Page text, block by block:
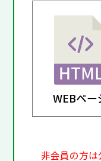
WEBペー
非会員の方